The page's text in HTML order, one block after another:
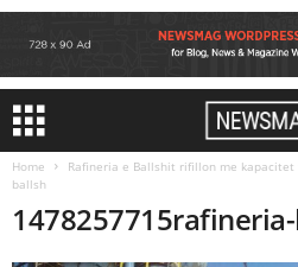
Home Rafineria e Ballshit rifillon me
ballsh